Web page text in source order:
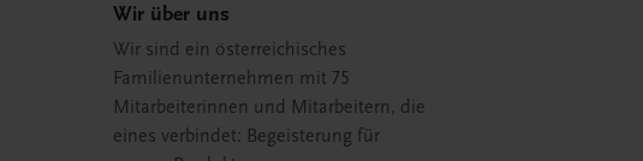
Wir über uns
Wir sind ein österreichisches
Familienunternehmen mit 75
Mitarbeiterinnen und Mitarbeitern, die
eines verbindet: Begeisterung für